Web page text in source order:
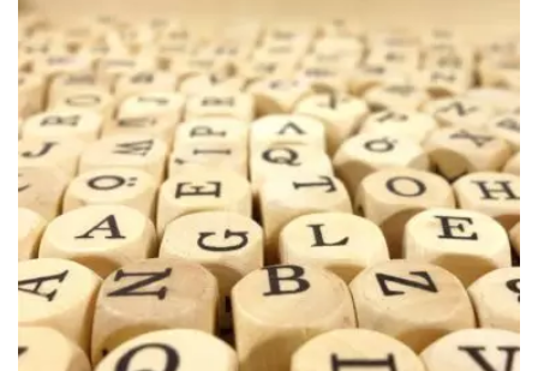
e
b
o
o
k
t
t
e
r